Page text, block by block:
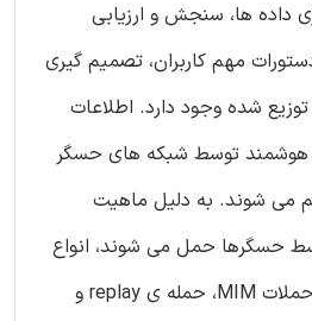
داده ها، سنجش و ارزیابی
مهم کاربران، تصمیم گیری
شده وجود دارد. اطلاعات
هوشمند توسط شبکه های حسگر
می شوند. به دلیل ماهیت
حسگرها حمل می شوند، انواع
مختلف حملات همچون حملات MIM، حمله ی replay و